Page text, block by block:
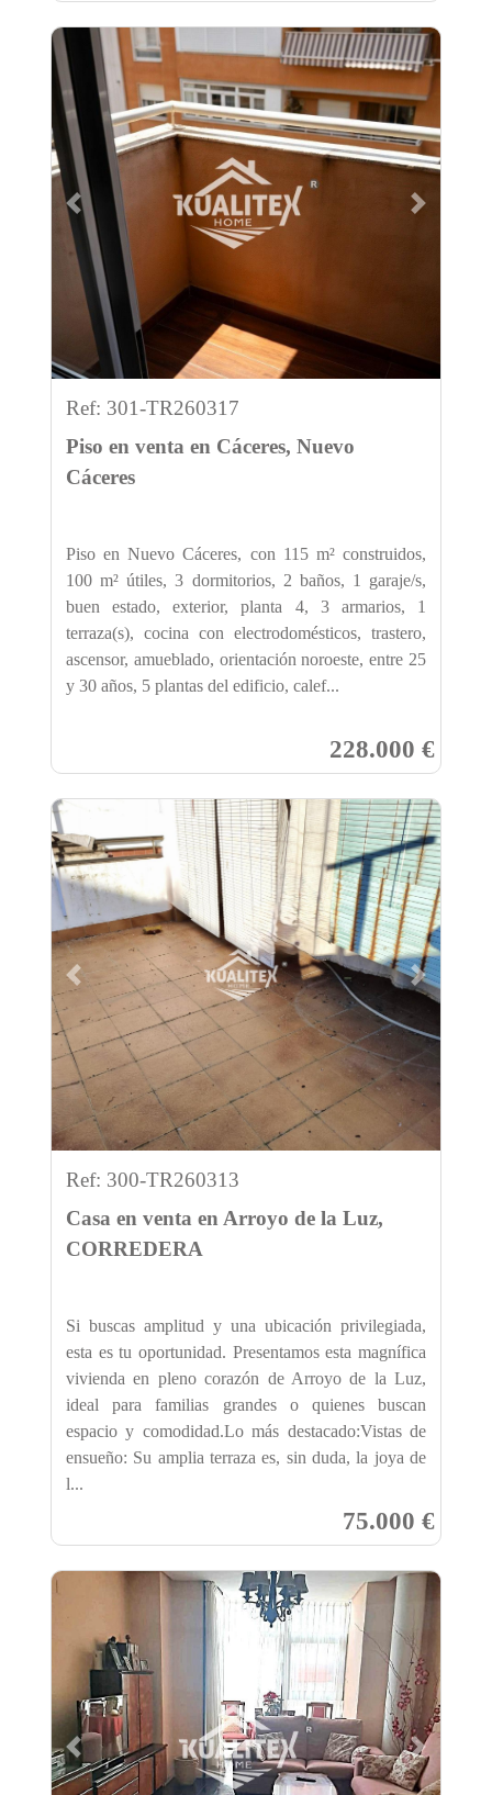
Previous Next
Ref: 301-TR260317
Piso en venta en Cáceres, Nuevo
Cáceres
Piso en Nuevo Cáceres, con 115 m² construidos,
100 m² útiles, 3 dormitorios, 2 baños, 1 garaje/s,
buen estado, exterior, planta 4, 3 armarios, 1
terraza(s), cocina con electrodomésticos, trastero,
ascensor, amueblado, orientación noroeste, entre 25
y 30 años, 5 plantas del edificio, calef...
228.000 €
Previous Next
Ref: 300-TR260313
Casa en venta en Arroyo de la Luz,
CORREDERA
Si buscas amplitud y una ubicación privilegiada,
esta es tu oportunidad. Presentamos esta magnífica
vivienda en pleno corazón de Arroyo de la Luz,
ideal para familias grandes o quienes buscan
espacio y comodidad.Lo más destacado:Vistas de
ensueño: Su amplia terraza es, sin duda, la joya de
l...
75.000 €
Previous Next